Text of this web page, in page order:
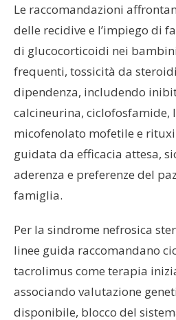
Le raccomandazioni
delle recidive e l’impiego di
di glucocorticoidi nei
frequenti, tossicità da
dipendenza, includendo
calcineurina, ciclofosfamide,
micofenolato mofetile e
guidata da efficacia attesa,
aderenza e preferenze del
famiglia.
Per la sindrome nefrosica
linee guida raccomandano
tacrolimus come terapia
associando valutazione
disponibile, blocco del